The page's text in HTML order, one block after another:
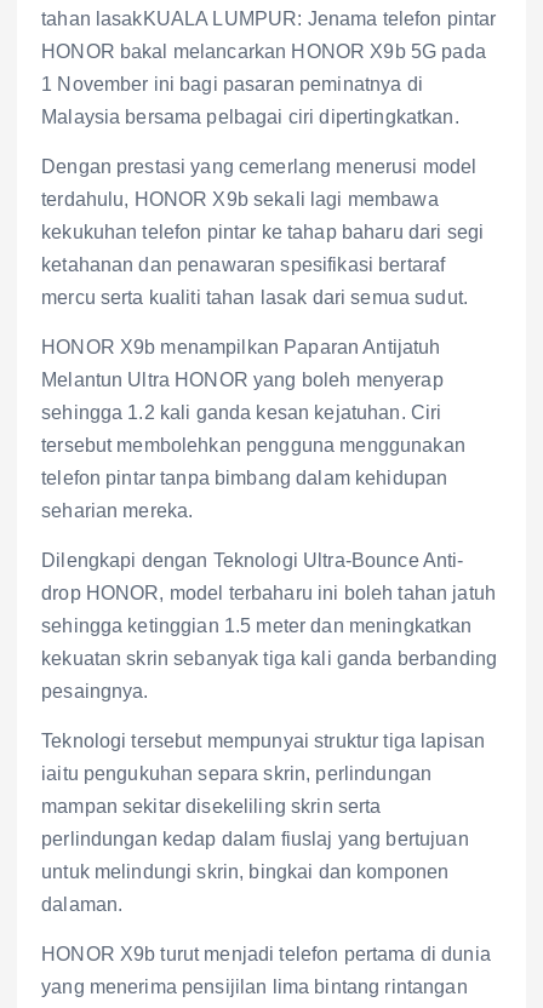
tahan lasakKUALA LUMPUR: Jenama telefon pintar
HONOR bakal melancarkan HONOR X9b 5G pada
1 November ini bagi pasaran peminatnya di
Malaysia bersama pelbagai ciri dipertingkatkan.
Dengan prestasi yang cemerlang menerusi model
terdahulu, HONOR X9b sekali lagi membawa
kekukuhan telefon pintar ke tahap baharu dari segi
ketahanan dan penawaran spesifikasi bertaraf
mercu serta kualiti tahan lasak dari semua sudut.
HONOR X9b menampilkan Paparan Antijatuh
Melantun Ultra HONOR yang boleh menyerap
sehingga 1.2 kali ganda kesan kejatuhan. Ciri
tersebut membolehkan pengguna menggunakan
telefon pintar tanpa bimbang dalam kehidupan
seharian mereka.
Dilengkapi dengan Teknologi Ultra-Bounce Anti-
drop HONOR, model terbaharu ini boleh tahan jatuh
sehingga ketinggian 1.5 meter dan meningkatkan
kekuatan skrin sebanyak tiga kali ganda berbanding
pesaingnya.
Teknologi tersebut mempunyai struktur tiga lapisan
iaitu pengukuhan separa skrin, perlindungan
mampan sekitar disekeliling skrin serta
perlindungan kedap dalam fiuslaj yang bertujuan
untuk melindungi skrin, bingkai dan komponen
dalaman.
HONOR X9b turut menjadi telefon pertama di dunia
yang menerima pensijilan lima bintang rintangan